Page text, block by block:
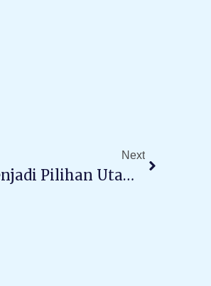
Next
Mengapa Boarding School Islami Menjadi Pilihan Utama Untuk Generasi Gen Z?